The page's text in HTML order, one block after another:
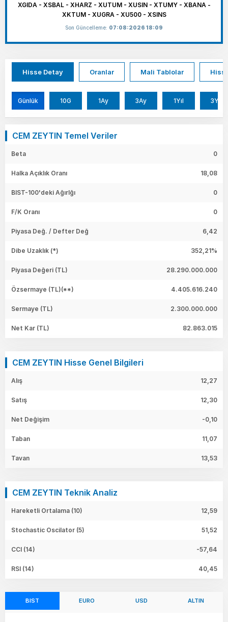
XGIDA - XSBAL - XHARZ - XUTUM - XUSIN - XTUMY - XBANA -
XKTUM - XUGRA - XU500 - XSINS
Son Güncelleme: 07:08:2026 18:09
Hisse Detay Oranlar Mali Tablolar
Günlük 10G 1Ay 3Ay 1Yıl 3Yıl
CEM ZEYTIN Temel Veriler
Beta 0
Halka Açıklık Oranı 18,08
BIST-100'deki Ağırlğı 0
F/K Oranı 0
Piyasa Değ. / Defter Değ 6,42
Dibe Uzaklık (*) 352,21%
Piyasa Değeri (TL) 28.290.000.000
Özsermaye (TL)(**) 4.405.616.240
Sermaye (TL) 2.300.000.000
Net Kar (TL) 82.863.015
CEM ZEYTIN Hisse Genel Bilgileri
Alış 12,27
Satış 12,30
Net Değişim -0,10
Taban 11,07
Tavan 13,53
CEM ZEYTIN Teknik Analiz
Hareketli Ortalama (10) 12,59
Stochastic Oscilator (5) 51,52
CCI (14) -57,64
RSI (14) 40,45
BIST EURO USD ALTIN